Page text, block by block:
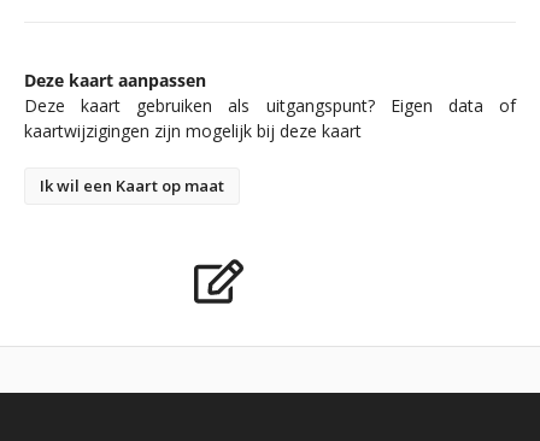
Deze kaart aanpassen
Deze kaart gebruiken als uitgangspunt? Eigen data of
kaartwijzigingen zijn mogelijk bij deze kaart
Ik wil een Kaart op maat